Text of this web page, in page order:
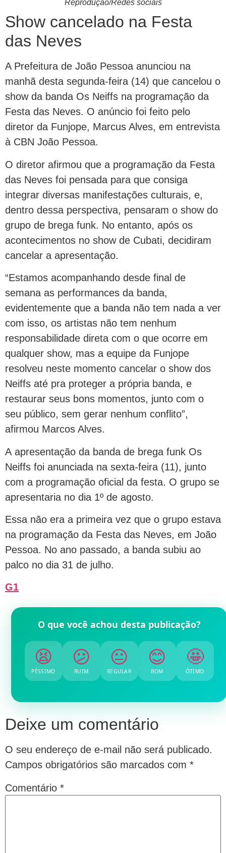
Reprodução/Redes sociais
Show cancelado na Festa
das Neves
A Prefeitura de João Pessoa anunciou na
manhã desta segunda-feira (14) que cancelou o
show da banda Os Neiffs na programação da
Festa das Neves. O anúncio foi feito pelo
diretor da Funjope, Marcus Alves, em entrevista
à CBN João Pessoa.
O diretor afirmou que a programação da Festa
das Neves foi pensada para que consiga
integrar diversas manifestações culturais, e,
dentro dessa perspectiva, pensaram o show do
grupo de brega funk. No entanto, após os
acontecimentos no show de Cubati, decidiram
cancelar a apresentação.
“Estamos acompanhando desde final de
semana as performances da banda,
evidentemente que a banda não tem nada a ver
com isso, os artistas não tem nenhum
responsabilidade direta com o que ocorre em
qualquer show, mas a equipe da Funjope
resolveu neste momento cancelar o show dos
Neiffs até pra proteger a própria banda, e
restaurar seus bons momentos, junto com o
seu público, sem gerar nenhum conflito”,
afirmou Marcos Alves.
A apresentação da banda de brega funk Os
Neiffs foi anunciada na sexta-feira (11), junto
com a programação oficial da festa. O grupo se
apresentaria no dia 1º de agosto.
Essa não era a primeira vez que o grupo estava
na programação da Festa das Neves, em João
Pessoa. No ano passado, a banda subiu ao
palco no dia 31 de julho.
G1
O que você achou desta publicação?
😫
PÉSSIMO
😕
RUIM
😐
REGULAR
😊
BOM
🤩
ÓTIMO
Deixe um comentário
O seu endereço de e-mail não será publicado.
Campos obrigatórios são marcados com *
Comentário *